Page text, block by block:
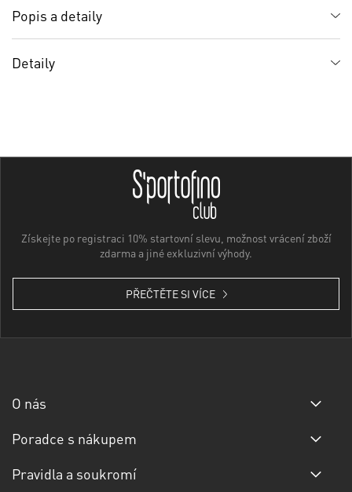
Popis a detaily
Detaily
Získejte po registraci 10% startovní slevu, možnost vrácení zboží
zdarma a jiné exkluzivní výhody.
PŘEČTĚTE SI VÍCE
O nás
Poradce s nákupem
Pravidla a soukromí